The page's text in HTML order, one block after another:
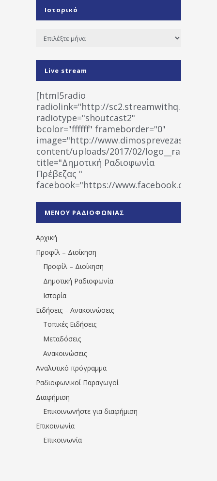
Ιστορικό
Ιστορικό
Live stream
[html5radio
radiolink="http://
radiotype="shoutcast2"
bcolor="ffffff" frameborder="0"
image="http://www.dimosprevezas.gr/wp-
content/uploads/2017/02/
title="Δημοτική Ραδιοφωνία
Πρέβεζας "
facebook="https://www.facebook.com/
1531194763766854/" artist="" ]
ΜΕΝΟΥ ΡΑΔΙΟΦΩΝΙΑΣ
Αρχική
Προφίλ – Διοίκηση
Προφίλ – Διοίκηση
Δημοτική Ραδιοφωνία
Ιστορία
Ειδήσεις – Ανακοινώσεις
Τοπικές Ειδήσεις
Μεταδόσεις
Ανακοινώσεις
Αναλυτικό πρόγραμμα
Ραδιοφωνικοί Παραγωγοί
Διαφήμιση
Επικοινωνήστε για διαφήμιση
Επικοινωνία
Επικοινωνία